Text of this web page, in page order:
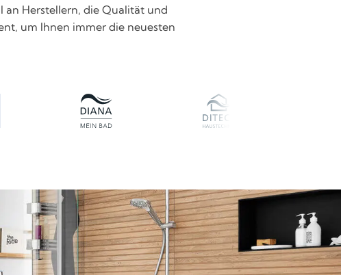
an Herstellern, die Qualität und
um Ihnen immer die neuesten